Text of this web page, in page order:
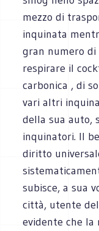
mezzo di
inquinata
gran numero di
respirare il
carbonica , di
vari altri
della sua auto,
inquinatori. Il
diritto
subisce, a sua
città, utente
evidente che la